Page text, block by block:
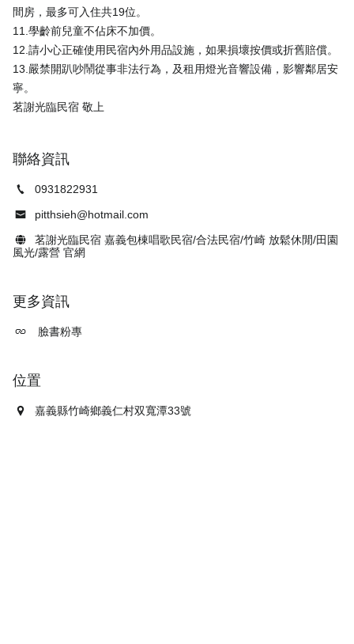
間房，最多可入住共19位。
11.學齡前兒童不佔床不加價。
12.請小心正確使用民宿內外用品設施，如果損壞按價或折舊賠償。
13.嚴禁開趴吵鬧從事非法行為，及租用燈光音響設備，影響鄰居安
寧。
聯絡資訊
0931822931
pitthsieh@hotmail.com
茗謝光臨民宿 嘉義包棟唱歌民宿/合法民宿/竹崎 放鬆休閒/田園
風光/露營 官網
更多資訊
臉書粉專
位置
嘉義縣竹崎鄉義仁村双寬潭33號